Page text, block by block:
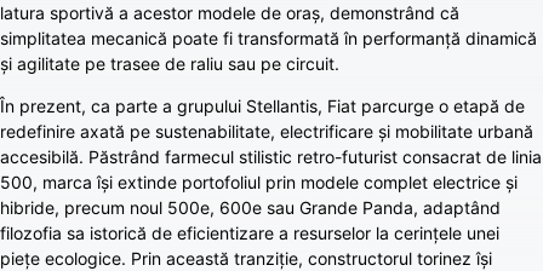
latura sportivă a acestor modele de oraș, demonstrând că
simplitatea mecanică poate fi transformată în performanță dinamică
și agilitate pe trasee de raliu sau pe circuit.
În prezent, ca parte a grupului Stellantis, Fiat parcurge o etapă de
redefinire axată pe sustenabilitate, electrificare și mobilitate urbană
accesibilă. Păstrând farmecul stilistic retro-futurist consacrat de linia
500, marca își extinde portofoliul prin modele complet electrice și
hibride, precum noul 500e, 600e sau Grande Panda, adaptând
filozofia sa istorică de eficientizare a resurselor la cerințele unei
piețe ecologice. Prin această tranziție, constructorul torinez își